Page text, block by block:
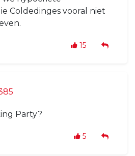
Coldedinges vooral niet
15
Party?
5